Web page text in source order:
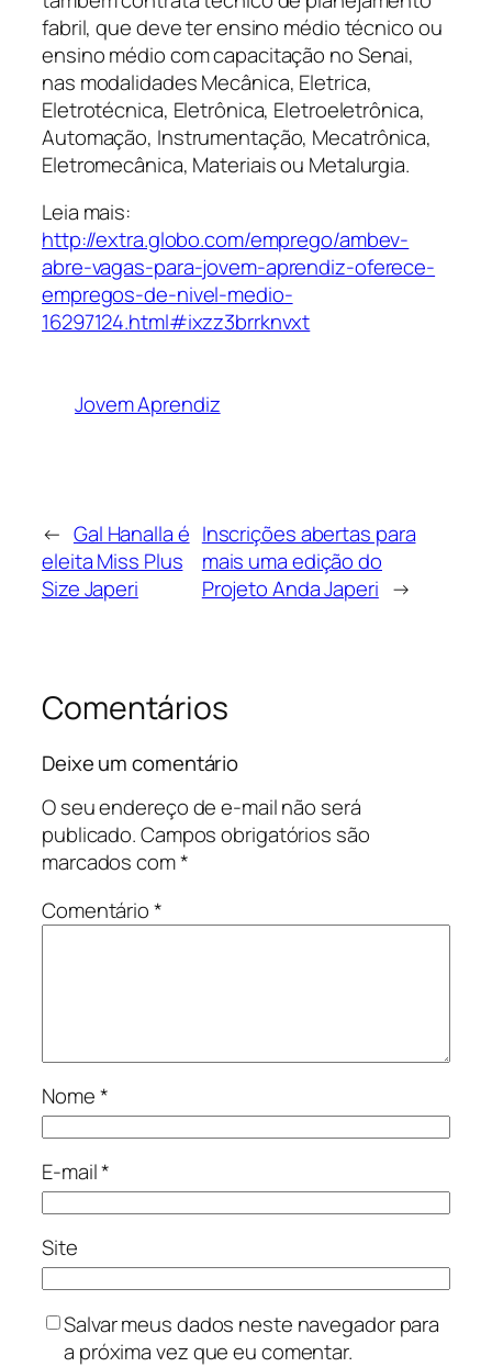
fabril, que deve ter ensino médio técnico ou
ensino médio com capacitação no Senai,
nas modalidades Mecânica, Eletrica,
Eletrotécnica, Eletrônica, Eletroeletrônica,
Automação, Instrumentação, Mecatrônica,
Eletromecânica, Materiais ou Metalurgia.
Leia mais:
http://extra.globo.com/emprego/ambev-
abre-vagas-para-jovem-aprendiz-oferece-
empregos-de-nivel-medio-
16297124.html#ixzz3brrknvxt
Jovem Aprendiz
← Gal Hanalla é
eleita Miss Plus
Size Japeri
Inscrições abertas para
mais uma edição do
Projeto Anda Japeri →
Comentários
Deixe um comentário
O seu endereço de e-mail não será
publicado.Campos obrigatórios são
marcados com*
Comentário*
Nome*
E-mail*
Site
Salvar meus dados neste navegador para
a próxima vez que eu comentar.